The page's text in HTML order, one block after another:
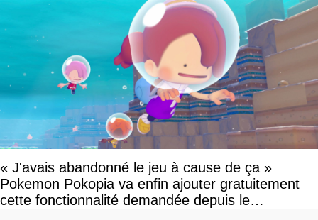
« J'avais abandonné le jeu à cause de ça »
Pokemon Pokopia va enfin ajouter gratuitement
cette fonctionnalité demandée depuis le